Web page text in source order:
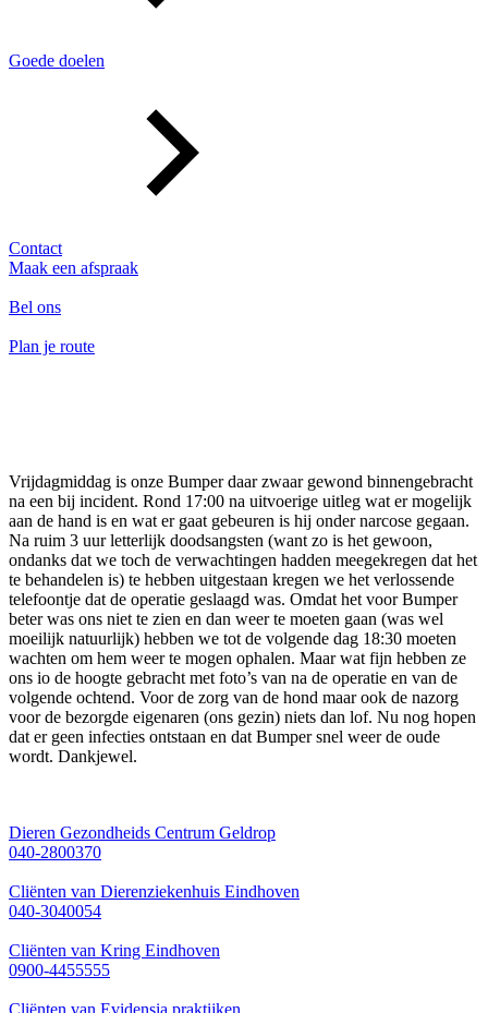
Goede doelen
Contact
Maak een afspraak
Bel ons
Plan je route
Vrijdagmiddag is onze Bumper daar zwaar gewond binnengebracht
na een bij incident. Rond 17:00 na uitvoerige uitleg wat er mogelijk
aan de hand is en wat er gaat gebeuren is hij onder narcose gegaan.
Na ruim 3 uur letterlijk doodsangsten (want zo is het gewoon,
ondanks dat we toch de verwachtingen hadden meegekregen dat het
te behandelen is) te hebben uitgestaan kregen we het verlossende
telefoontje dat de operatie geslaagd was. Omdat het voor Bumper
beter was ons niet te zien en dan weer te moeten gaan (was wel
moeilijk natuurlijk) hebben we tot de volgende dag 18:30 moeten
wachten om hem weer te mogen ophalen. Maar wat fijn hebben ze
ons io de hoogte gebracht met foto’s van na de operatie en van de
volgende ochtend. Voor de zorg van de hond maar ook de nazorg
voor de bezorgde eigenaren (ons gezin) niets dan lof. Nu nog hopen
dat er geen infecties ontstaan en dat Bumper snel weer de oude
wordt. Dankjewel.
Dieren Gezondheids Centrum Geldrop
040-2800370
Cliënten van Dierenziekenhuis Eindhoven
040-3040054
Cliënten van Kring Eindhoven
0900-4455555
Cliënten van Evidensia praktijken